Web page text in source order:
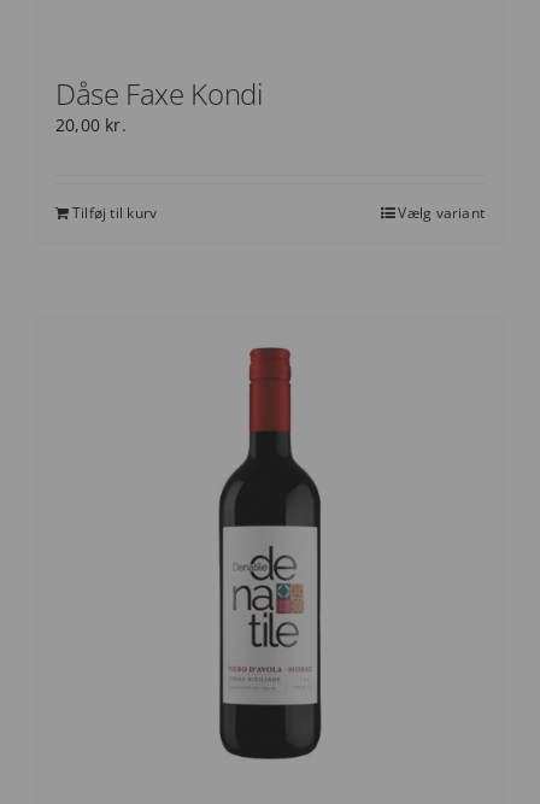
Dåse Faxe Kondi
20,00 kr.
Tilføj til kurv Vælg variant